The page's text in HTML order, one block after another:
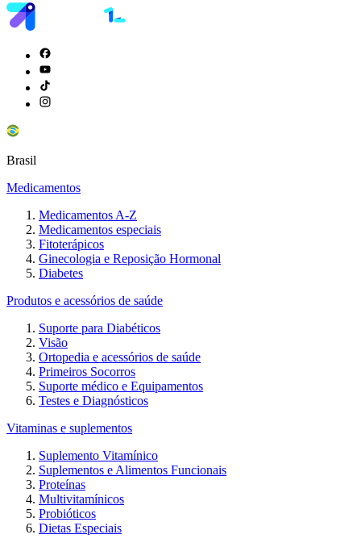
Brasil
Medicamentos
Medicamentos A-Z
Medicamentos especiais
Fitoterápicos
Ginecologia e Reposição Hormonal
Diabetes
Produtos e acessórios de saúde
Suporte para Diabéticos
Visão
Ortopedia e acessórios de saúde
Primeiros Socorros
Suporte médico e Equipamentos
Testes e Diagnósticos
Vitaminas e suplementos
Suplemento Vitamínico
Suplementos e Alimentos Funcionais
Proteínas
Multivitamínicos
Probióticos
Dietas Especiais